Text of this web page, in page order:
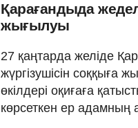
Қарағандыда
жығылуы
27 қаңтарда желіде
жүргізушісін соққыға
өкілдері оқиғаға
көрсеткен ер адамның